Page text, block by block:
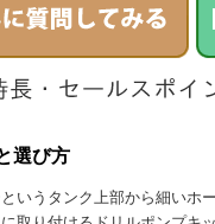
選び方
いうタンク上部から細いホ